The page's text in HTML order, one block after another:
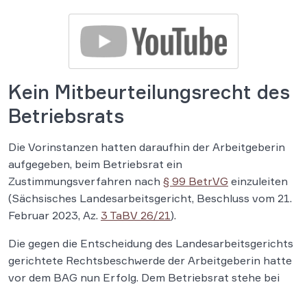
Kein Mitbeurteilungsrecht des
Betriebsrats
Die Vorinstanzen hatten daraufhin der Arbeitgeberin
aufgegeben, beim Betriebsrat ein
Zustimmungsverfahren nach § 99 BetrVG einzuleiten
(Sächsisches Landesarbeitsgericht, Beschluss vom 21.
Februar 2023, Az. 3 TaBV 26/21).
Die gegen die Entscheidung des Landesarbeitsgerichts
gerichtete Rechtsbeschwerde der Arbeitgeberin hatte
vor dem BAG nun Erfolg. Dem Betriebsrat stehe bei